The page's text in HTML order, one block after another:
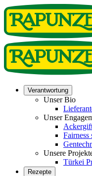
Verantwortung
Unser Bio
Unser
Fairness
Unsere
Türkei
Rezepte